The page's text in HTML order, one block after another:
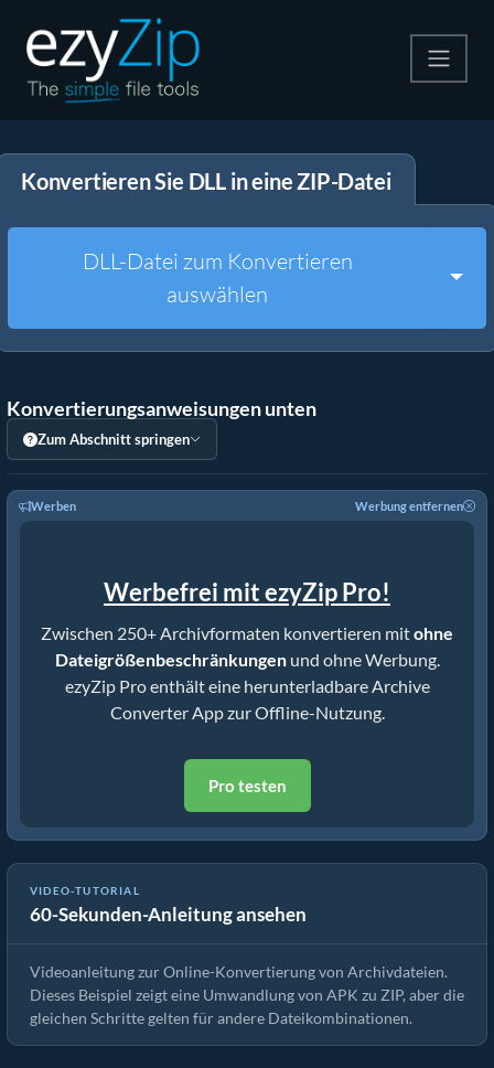
Entpacken
Konvertieren Sie DLL in eine ZIP-Datei
DLL-Datei zum Konvertieren
auswählen
Konvertierungsanweisungen unten
Zum Abschnitt springen
Werben Werbung entfernen
Werbefrei mit ezyZip Pro!
Zwischen 250+ Archivformaten konvertieren mitohne
Dateigrößenbeschränkungenund ohne Werbung.
ezyZip Pro enthält eine herunterladbare Archive
Converter App zur Offline-Nutzung.
Pro testen
VIDEO-TUTORIAL
60-Sekunden-Anleitung ansehen
Wie man Archivdateien mit ezyZip konvertiert
Videoanleitung zur Online-Konvertierung von Archivdateien.
Dieses Beispiel zeigt eine Umwandlung von APK zu ZIP, aber die
gleichen Schritte gelten für andere Dateikombinationen.